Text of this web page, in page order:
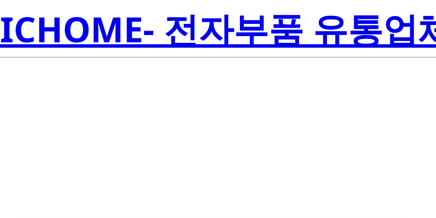
ICHOME- 전자부품 유통업